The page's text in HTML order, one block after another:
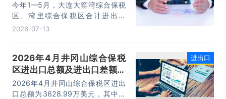
今年1—5月，大连大窑湾综合保税
区、湾里综合保税区合计进出口
332.22亿元，同比增长21%，占大
台。
2026-07-13
2026年4月井冈山综合保税
区进出口总额及进出口差额统
计分析
2026年4月井冈山综合保税区进出
口总额为3628.99万美元，其中：
进出口